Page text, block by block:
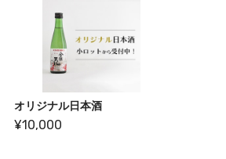
オリジナル日本酒
¥10,000